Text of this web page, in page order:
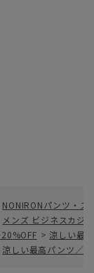
NONIRONパンツ・ス
メンズ ビジネスカジ
> 涼しい最
涼しい最高パンツ／